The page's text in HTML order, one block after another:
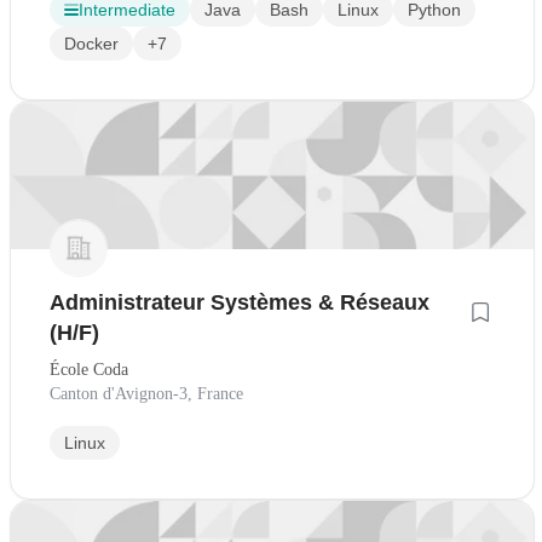
Intermediate Java Bash Linux
Python
Docker
+7
Administrateur Systèmes & Réseaux
(H/F)
École Coda
Canton d'Avignon-3, France
Linux